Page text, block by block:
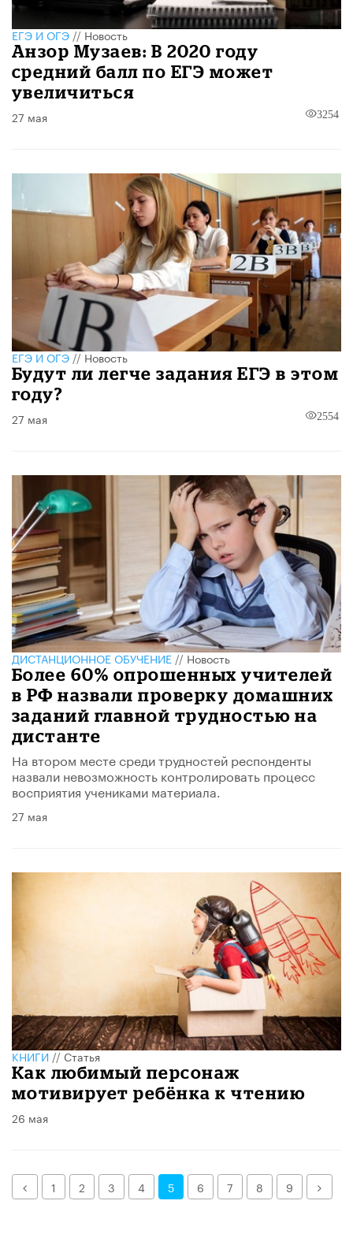
ЕГЭ И ОГЭ//Новость
Анзор Музаев: В 2020 году
средний балл по ЕГЭ может
увеличиться
27 мая 3254
ЕГЭ И ОГЭ//Новость
Будут ли легче задания ЕГЭ в этом
году?
27 мая 2554
ДИСТАНЦИОННОЕ ОБУЧЕНИЕ//Новость
Более 60% опрошенных учителей
в РФ назвали проверку домашних
заданий главной трудностью на
дистанте
На втором месте среди трудностей респонденты
назвали невозможность контролировать процесс
восприятия учениками материала.
27 мая
КНИГИ//Статья
Как любимый персонаж
мотивирует ребёнка к чтению
26 мая
Назад1 2 3 4 5 6 7 8 9 Далее